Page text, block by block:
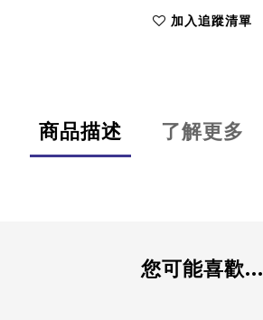
加入追蹤清單
商品描述 了解更多
您可能喜歡...